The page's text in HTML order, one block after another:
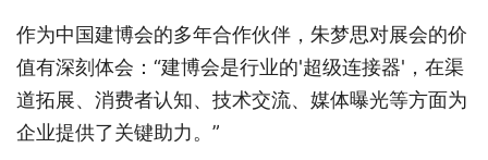
作为中国建博会的多年合作伙伴，朱梦思对展会的价
值有深刻体会：“建博会是行业的'超级连接器'，在渠
道拓展、消费者认知、技术交流、媒体曝光等方面为
企业提供了关键助力。”